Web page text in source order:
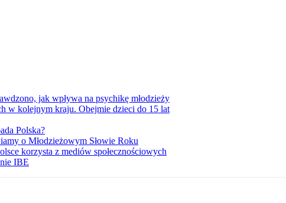
jak wpływa na psychikę młodzieży
w kolejnym kraju. Obejmie dzieci do 15 lat
Polska?
o Młodzieżowym Słowie Roku
korzysta z mediów społecznościowych
IBE